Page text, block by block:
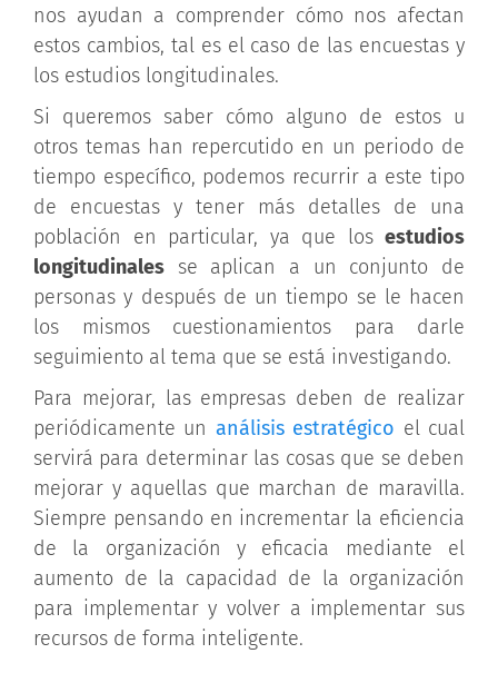
nos ayudan a comprender cómo nos afectan
estos cambios, tal es el caso de las encuestas y
los estudios longitudinales.
Si queremos saber cómo alguno de estos u
otros temas han repercutido en un periodo de
tiempo específico, podemos recurrir a este tipo
de encuestas y tener más detalles de una
población en particular, ya que los estudios
longitudinales se aplican a un conjunto de
personas y después de un tiempo se le hacen
los mismos cuestionamientos para darle
seguimiento al tema que se está investigando.
Para mejorar, las empresas deben de realizar
periódicamente un análisis estratégico el cual
servirá para determinar las cosas que se deben
mejorar y aquellas que marchan de maravilla.
Siempre pensando en incrementar la eficiencia
de la organización y eficacia mediante el
aumento de la capacidad de la organización
para implementar y volver a implementar sus
recursos de forma inteligente.